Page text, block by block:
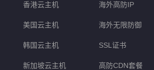
香港云主机
美国云主机
韩国云主机
新加坡云主机
海外高防IP
海外无限防御
SSL证书
高防CDN套餐